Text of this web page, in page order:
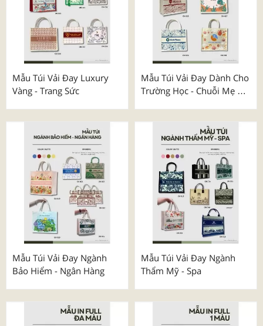
Mẫu Túi Vải Đay Luxury
Vàng - Trang Sức
Mẫu Túi Vải Đay Dành Cho
Trường Học - Chuỗi Mẹ &
Mẫu Túi Vải Đay Ngành
Bảo Hiểm - Ngân Hàng
Mẫu Túi Vải Đay Ngành
Thẩm Mỹ - Spa